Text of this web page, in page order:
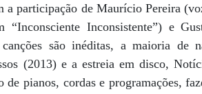
a participação de Maurício Pereira
“Inconsciente Inconsistente”) e
são inéditas, a maioria de
(2013) e a estreia em disco,
de pianos, cordas e programações,